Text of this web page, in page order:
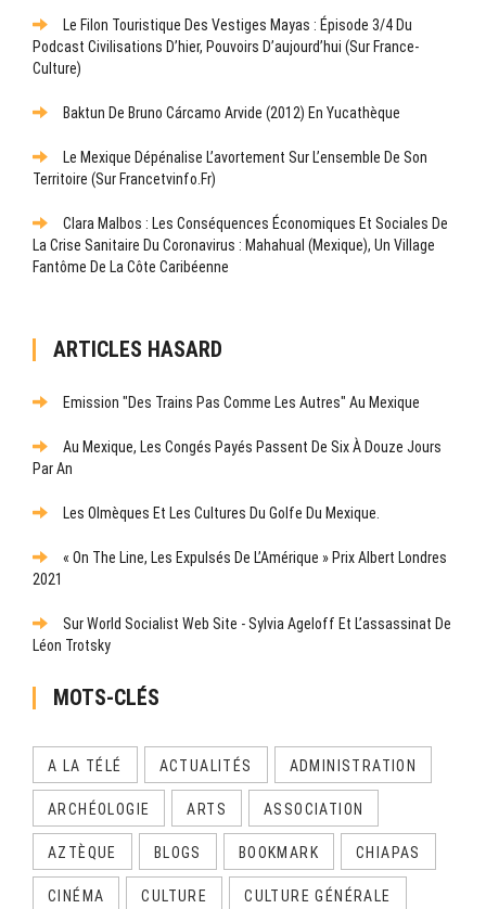
Le Filon Touristique Des Vestiges Mayas : Épisode 3/4 Du
Podcast Civilisations D’hier, Pouvoirs D’aujourd’hui (sur France-
Culture)
Baktun De Bruno Cárcamo Arvide (2012) En Yucathèque
Le Mexique Dépénalise L’avortement Sur L’ensemble De Son
Territoire (sur Francetvinfo.fr)
Clara Malbos : Les Conséquences Économiques Et Sociales De
La Crise Sanitaire Du Coronavirus : Mahahual (Mexique), Un Village
Fantôme De La Côte Caribéenne
ARTICLES HASARD
Emission "Des Trains Pas Comme Les Autres" Au Mexique
Au Mexique, Les Congés Payés Passent De Six À Douze Jours
Par An
Les Olmèques Et Les Cultures Du Golfe Du Mexique.
« On The Line, Les Expulsés De L’Amérique » Prix Albert Londres
2021
Sur World Socialist Web Site - Sylvia Ageloff Et L’assassinat De
Léon Trotsky
MOTS-CLÉS
A LA TÉLÉ ACTUALITÉS ADMINISTRATION
ARCHÉOLOGIE ARTS ASSOCIATION
AZTÈQUE BLOGS BOOKMARK CHIAPAS
CINÉMA CULTURE CULTURE GÉNÉRALE